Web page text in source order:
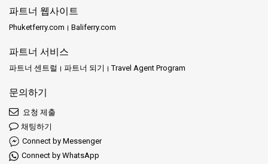
파트너 웹사이트
Phuketferry.com Baliferry.com
파트너 서비스
파트너 센트럴 파트너 되기 Travel Agent Program
문의하기
요청 제출
채팅하기
Connect by Messenger
Connect by WhatsApp